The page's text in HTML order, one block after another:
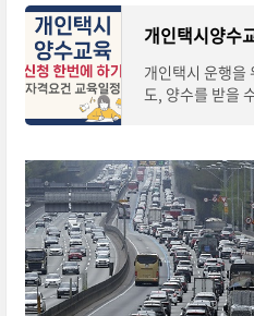
개인택시 운행을
도, 양수를 받을